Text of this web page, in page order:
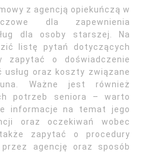
z agencją opiekuńczą w
dla zapewnienia
dla osoby starszej. Na
listę pytań dotyczących
o doświadczenie
usług oraz koszty związane
Ważne jest również
potrzeb seniora – warto
informacje na temat jego
oraz oczekiwań wobec
zapytać o procedury
agencję oraz sposób